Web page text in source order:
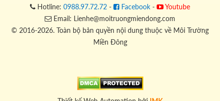
Hotline: 0988.97.72.72 - Facebook -
Youtube
Email: Lienhe@moitruongmiendong.com
© 2016-2026. Toàn bộ bản quyền nội dung thuộc về Môi Trường
Miền Đông